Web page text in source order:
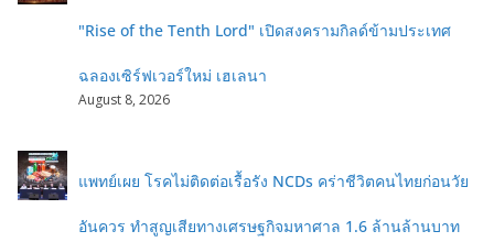
"Rise of the Tenth Lord" เปิดสงครามกิลด์ข้ามประเทศ
ฉลองเซิร์ฟเวอร์ใหม่ เฮเลนา
August 8, 2026
แพทย์เผย โรคไม่ติดต่อเรื้อรัง NCDs คร่าชีวิตคนไทยก่อนวัย
อันควร ทำสูญเสียทางเศรษฐกิจมหาศาล 1.6 ล้านล้านบาท